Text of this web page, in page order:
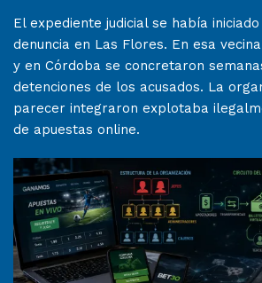
El expediente judicial se había
denuncia en Las Flores. En esa
y en Córdoba se concretaron
detenciones de los acusados. La
parecer integraron explotaba
de apuestas online.